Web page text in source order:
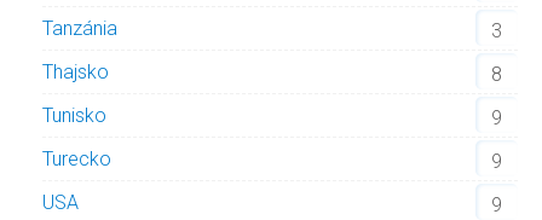
Tanzánia
3
Thajsko
8
Tunisko
9
Turecko
9
USA
9